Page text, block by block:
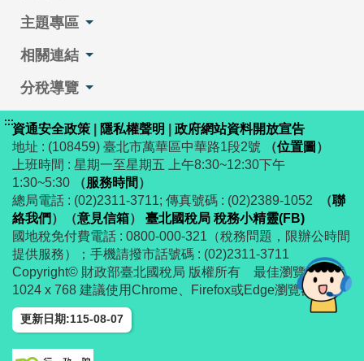
主題專區
相關連結
分稅導覽
:::資通安全政策 隱私權聲明
政府網站資料開放宣告
地址 : (108459) 臺北市萬華區中華路1段2號
（位置圖 ）
上班時間 : 星期一至星期五 上午8:30~12:30下午
1:30~5:30
（服務時間 ）
總局電話 : (02)2311-3711; 傳真號碼 : (02)2389-1052
（聯
絡我們 ） （意見信箱）
臺北國稅局 稅務小精靈(FB)
國地稅免付費電話 : 0800-000-321（稅務問題，限辦公時間
提供服務）；手機請撥市話號碼 : (02)2311-3711
Copyright© 財政部臺北國稅局 版權所有 最佳瀏覽解析度
1024 x 768 建議使用Chrome、Firefox或Edge瀏覽器
更新日期:115-08-07